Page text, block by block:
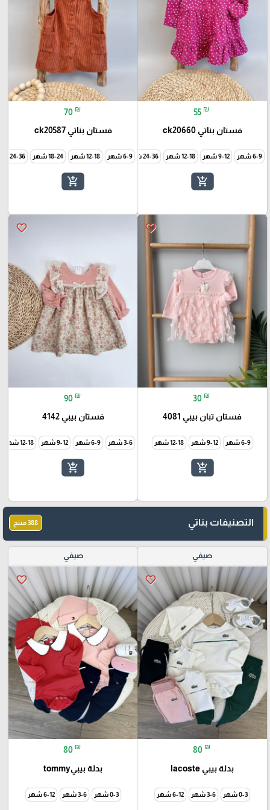
55 ₪
فستان بناتي ck20660
6-9 شهر 9-12 شهر 12-18 شهر 24-36 شهر
add_shopping_cart
70 ₪
فستان بناتي ck20587
6-9 شهر 12-18 شهر 18-24 شهر 24-36 شهر
add_shopping_cart
favorite_border
30 ₪
فستان تبان بيبي 4081
6-9 شهر 9-12 شهر 12-18 شهر
add_shopping_cart
favorite_border
90 ₪
فستان بيبي 4142
3-6 شهر 6-9 شهر 9-12 شهر 12-18 شهر
add_shopping_cart
التصنيفات بناتي 388 منتج
صيفي
favorite_border
80 ₪
بدلة بيبي lacoste
0-3 شهر 3-6 شهر 6-12 شهر
صيفي
favorite_border
80 ₪
بدلة بيبيtommy
0-3 شهر 3-6 شهر 6-12 شهر